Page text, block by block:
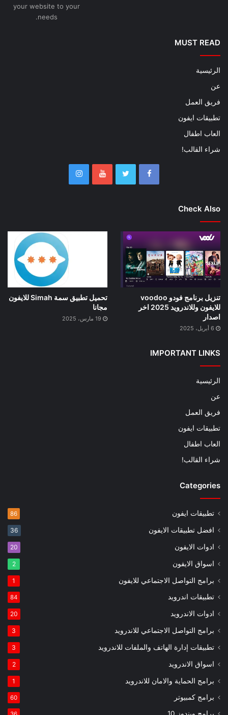
your website to your
needs.
MUST READ
الرئيسية
عن
فريق العمل
تطبيقات ايفون
العاب اطفال
شراء القالب!
Check Also
تنزيل برنامج فودو voodoo
للايفون وللاندرويد 2025 اخر
اصدار
6 أبريل، 2025
تحميل تطبيق سمة Simah للايفون
مجانا
19 مارس، 2025
IMPORTANT LINKS
الرئيسية
عن
فريق العمل
تطبيقات ايفون
العاب اطفال
شراء القالب!
Categories
تطبيقات ايفون 86
افضل تطبيقات الايفون 36
ادوات الايفون 20
اسواق الايفون 2
برامج التواصل الاجتماعي للايفون 1
تطبيقات اندرويد 84
ادوات الاندرويد 20
برامج التواصل الاجتماعي للاندرويد 3
تطبيقات إدارة الهاتف والملفات للاندرويد 3
اسواق الاندرويد 2
برامج الحماية والامان للاندرويد 1
برامج كمبيوتر 60